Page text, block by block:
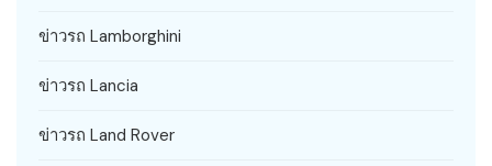
ข่าวรถ Lamborghini
ข่าวรถ Lancia
ข่าวรถ Land Rover